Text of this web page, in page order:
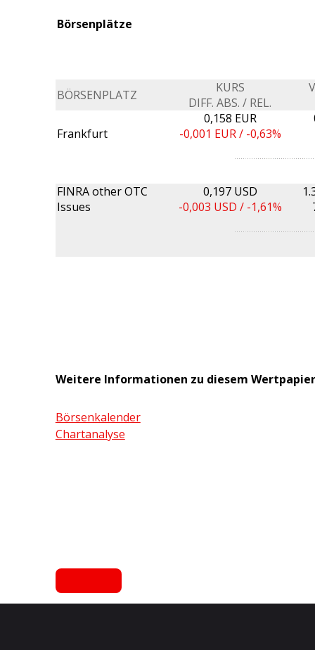
Börsenplätze
BÖRSENPLATZ
KURS
DIFF. ABS. / REL.
Frankfurt
0,158 EUR
-0,001 EUR / -0,63%
FINRA other OTC
Issues
0,197 USD
-0,003 USD / -1,61%
Weitere Informationen zu diesem Wertpapier
Börsenkalender
Chartanalyse